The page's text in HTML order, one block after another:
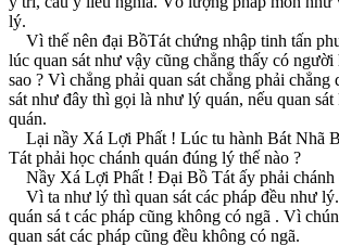
lý.
Vì thế nên đại BồTát chứng nhập tinh tấn
lúc quan sát như vậy cũng chẳng thấy có người
sao ? Vì chẳng phải quan sát chẳng phải chẳng
sát như đây thì gọi là như lý quán, nếu quan
quán.
Lại nầy Xá Lợi Phất ! Lúc tu hành Bát Nhã
Tát phải học chánh quán đúng lý thế nào ?
Nầy Xá Lợi Phất ! Ðại Bồ Tát ấy phải chánh
Vì ta như lý thì quan sát các pháp đều như
quán sá t các pháp cũng không có ngã . Vì
quan sát các pháp cũng đều không có ngã.